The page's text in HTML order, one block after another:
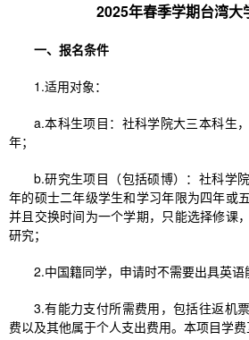
2025年春季学期台湾大
一、报名条件
1.适用对象：
a.本科生项目：社科学院大三本科生
年；
b.研究生项目（包括硕博）：社科学
年的硕士二年级学生和学习年限为四年或
并且交换时间为一个学期，只能选择修课
研究；
2.中国籍同学，申请时不需要出具英语
3.有能力支付所需费用，包括往返机
费以及其他属于个人支出费用。本项目学费